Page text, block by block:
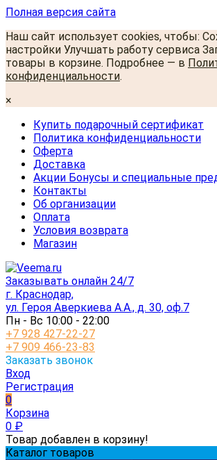
Полная версия сайта
Наш сайт использует cookies, чтобы:
настройки Улучшать работу сервиса
товары в корзине. Подробнее — в
конфиденциальности.
×
Купить подарочный сертификат
Политика конфиденциальности
Оферта
Доставка
Акции Бонусы и специальные
Контакты
Об организации
Оплата
Условия возврата
Магазин
Заказывать онлайн 24/7
г. Краснодар,
ул. Героя Аверкиева А.А., д. 30, оф.7
Пн - Вс 10:00 - 22:00
+7 928 427-22-27
+7 909 466-23-83
Заказать звонок
Вход
Регистрация
0
Корзина
0 ₽
Товар добавлен в корзину!
Каталог товаров